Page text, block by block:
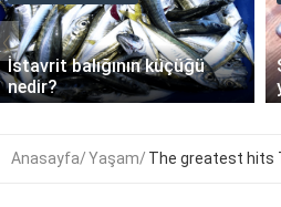
İstavrit balığının küçüğü
nedir?
‹
Anasayfa Yaşam The greatest hits